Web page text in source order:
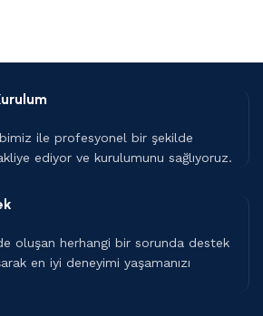
ile profesyonel bir şekilde
ediyor ve kurulumunu sağlıyoruz.
oluşan herhangi bir sorunda destek
en iyi deneyimi yaşamanızı